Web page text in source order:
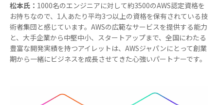
松本氏： 1000名のエンジニアに対して約3500のAWS認定資格を
お持ちなので、1人あたり平均3つ以上の資格を保有されている技
術者集団と感じています。AWSの広範なサービスを提供する能力
と、大手企業から中堅中小、スタートアップまで、全国にわたる
豊富な開発実績を持つアイレットは、AWSジャパンにとって創業
期から一緒にビジネスを成長させてきた心強いパートナーです。